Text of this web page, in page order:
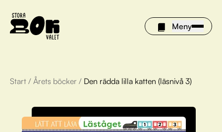
Meny
Årets böcker
Om Stora bokvalet
Start / Årets böcker / Den rädda lilla katten (läsnivå 3)